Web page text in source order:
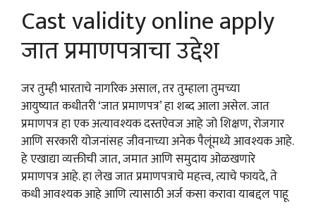
Cast validity online apply
जात प्रमाणपत्राचा उद्देश
जर तुम्ही भारताचे नागरिक असाल, तर तुम्हाला तुमच्या
आयुष्यात कधीतरी ‘जात प्रमाणपत्र’ हा शब्द आला असेल. जात
प्रमाणपत्र हा एक अत्यावश्यक दस्तऐवज आहे जो शिक्षण, रोजगार
आणि सरकारी योजनांसह जीवनाच्या अनेक पैलूंमध्ये आवश्यक आहे.
हे एखाद्या व्यक्तीची जात, जमात आणि समुदाय ओळखणारे
प्रमाणपत्र आहे. हा लेख जात प्रमाणपत्राचे महत्त्व, त्याचे फायदे, ते
कधी आवश्यक आहे आणि त्यासाठी अर्ज कसा करावा याबद्दल पाहू